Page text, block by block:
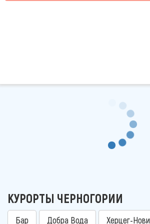
КУРОРТЫ ЧЕРНОГОРИИ
Бар Добра Вода Херцег-Нови